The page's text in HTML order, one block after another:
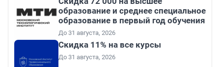
образование и среднее специальное
образование в первый год обучения
До 31 августа, 2026
Скидка 11% на все курсы
До 31 августа, 2026